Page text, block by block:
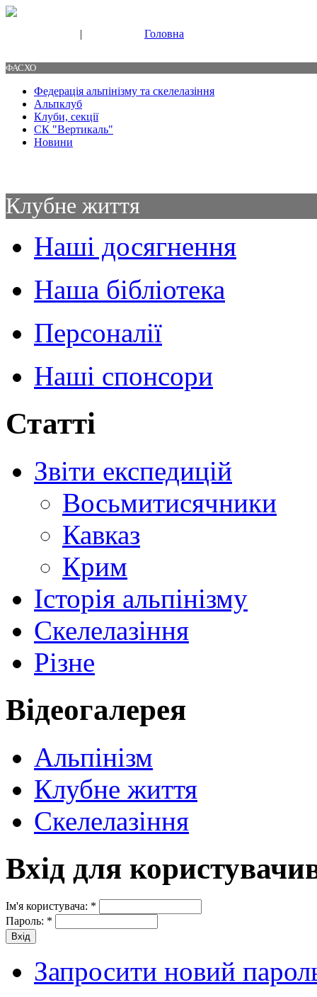
| Головна
ФАСХО
Федерація альпінізму та скелелазіння
Альпклуб
Клуби, секції
СК "Вертикаль"
Новини
Клубне життя
Наші досягнення
Наша бібліотека
Персоналії
Наші спонсори
Статті
Звіти експедицій
Восьмитисячники
Кавказ
Крим
Історія альпінізму
Скелелазіння
Різне
Відеогалерея
Альпінізм
Клубне життя
Скелелазіння
Вхід для
Ім'я користувача: *
Пароль: *
Запросити новий